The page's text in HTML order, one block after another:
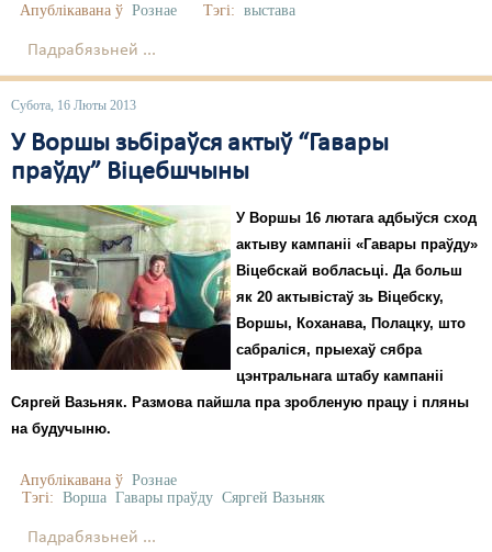
Апублікавана ў Рознае Тэгі: выстава
Падрабязьней ...
Субота, 16 Люты 2013
У Воршы зьбіраўся актыў “Гавары
праўду” Віцебшчыны
У Воршы 16 лютага адбыўся сход
актыву кампаніі «Гавары праўду»
Віцебскай вобласьці. Да больш
як 20 актывістаў зь Віцебску,
Воршы, Коханава, Полацку, што
сабраліся, прыехаў сябра
цэнтральнага штабу кампаніі
Сяргей Вазьняк. Размова пайшла пра зробленую працу і пляны
на будучыню.
Апублікавана ў Рознае
Тэгі: Ворша Гавары праўду Сяргей Вазьняк
Падрабязьней ...